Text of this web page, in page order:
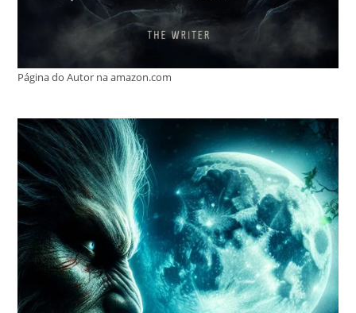
Página do Autor na amazon.com